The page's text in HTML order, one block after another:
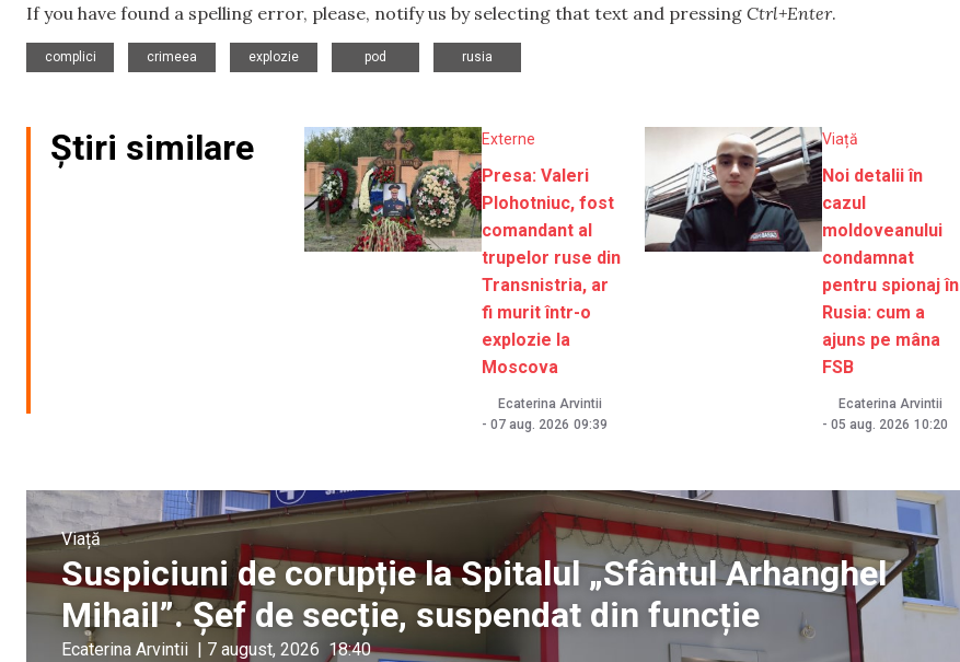
If you have found a spelling error, please, notify us by selecting that text and pressing Ctrl+Enter.
complici
crimeea
explozie
pod
rusia
Știri similare Externe
Presa: Valeri
Plohotniuc, fost
comandant al
trupelor ruse din
Transnistria, ar
fi murit într-o
explozie la
Moscova
Ecaterina Arvintii
- 07 aug. 2026 09:39
Viață
Noi detalii în
cazul
moldoveanului
condamnat
pentru spionaj în
Rusia: cum a
ajuns pe mâna
FSB
Ecaterina Arvintii
- 05 aug. 2026 10:20
Viață
Suspiciuni de corupție la Spitalul „Sfântul Arhanghel
Mihail”. Șef de secție, suspendat din funcție
Ecaterina Arvintii 7 august, 2026 18:40